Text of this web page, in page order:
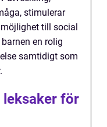
stimulerar
till social
en rolig
samtidigt som
leksaker för